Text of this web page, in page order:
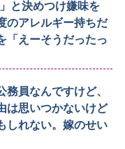
と決めつけ嫌味を
のアレルギー持ちだ
「えーそうだったっ
員なんですけど、
は思いつかないけど
しれない。嫁のせい